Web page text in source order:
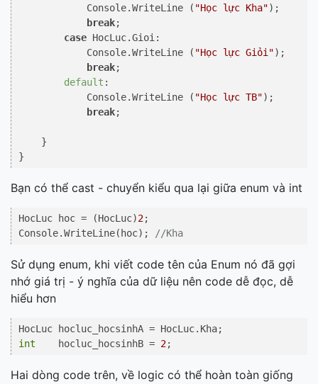
            Console.WriteLine (
"Học lực Kha");
break;
case HocLuc.Gioi:
            Console.WriteLine (
"Học lực Giỏi");
break;
default :
            Console.WriteLine (
"Học lực TB");
break;
    }
}
Bạn có thể cast - chuyển kiểu qua lại giữa enum và int
HocLuc hoc = (HocLuc)2;
Console.WriteLine(hoc);
//Kha
Sử dụng enum, khi viết code tên của Enum nó đã gợi
nhớ giá trị - ý nghĩa của dữ liệu nên code dễ đọc, dễ
hiểu hơn
int
    hocluc_hocsinhB =
2;
Hai dòng code trên, về logic có thể hoàn toàn giống